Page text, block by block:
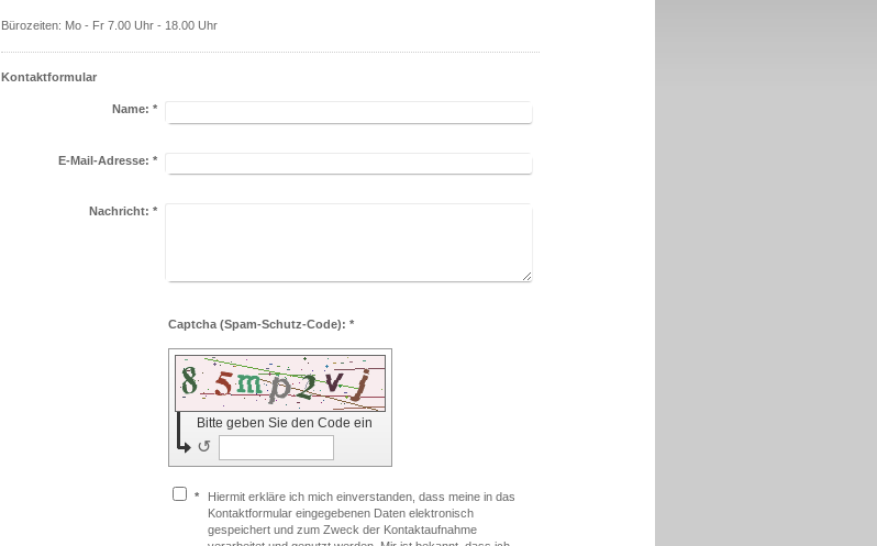
Bürozeiten: Mo - Fr 7.00 Uhr - 18.00 Uhr
Kontaktformular
Name: *
E-Mail-Adresse: *
Nachricht: *
Captcha (Spam-Schutz-Code): *
Bitte geben Sie den Code ein
↺
*
Hiermit erkläre ich mich einverstanden, dass meine in das
Kontaktformular eingegebenen Daten elektronisch
gespeichert und zum Zweck der Kontaktaufnahme